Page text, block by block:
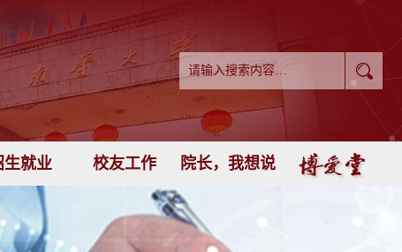
生就业 校友工作 院长，我想说